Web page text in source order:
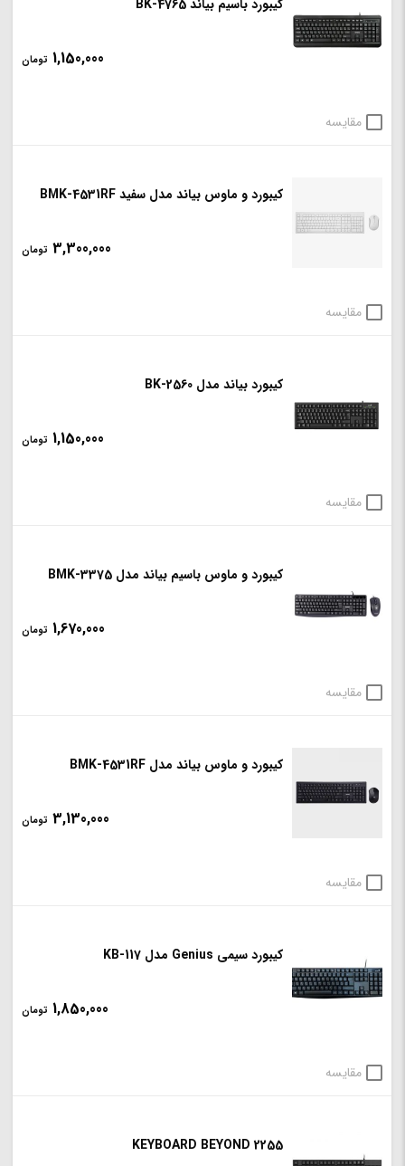
کیبورد باسیم بیاند BK-4765
1,150,000 تومان
مقایسه
کیبورد و ماوس بیاند مدل سفید BMK-4531RF
3,300,000 تومان
مقایسه
کیبورد بیاند مدل BK-2560
1,150,000 تومان
مقایسه
کیبورد و ماوس باسیم بیاند مدل BMK-3375
1,670,000 تومان
مقایسه
کیبورد و ماوس بیاند مدل BMK-4531RF
3,130,000 تومان
مقایسه
کیبورد سیمی Genius مدل KB-117
1,850,000 تومان
مقایسه
KEYBOARD BEYOND 2255